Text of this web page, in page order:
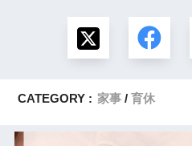
CATEGORY : 家事 育休